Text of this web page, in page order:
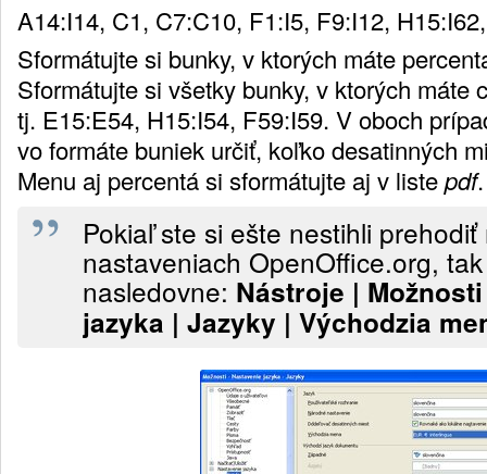
A14:I14, C1, C7:C10, F1:I5, F9:I12,
Sformátujte si bunky, v ktorých máte
Sformátujte si všetky bunky, v ktorých máte
tj. E15:E54, H15:I54, F59:I59. V oboch
vo formáte buniek určiť, koľko desatinných
Menu aj percentá si sformátujte aj v listepdf.
Pokiaľ ste si ešte nestihli
nastaveniach OpenOffice.org,
nasledovne: Nástroje |
jazyka | Jazyky | Východzia